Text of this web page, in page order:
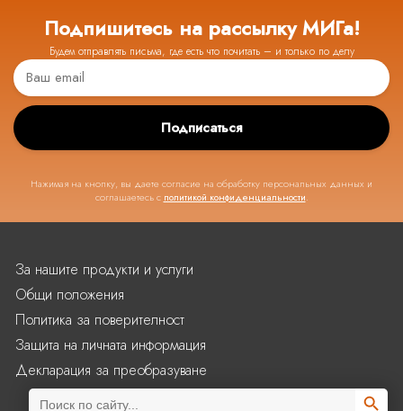
Подпишитесь на рассылку МИГа!
Будем отправлять письма, где есть что почитать – и только по делу
Подписаться
Нажимая на кнопку, вы даете согласие на обработку персональных данных и
соглашаетесь с политикой конфиденциальности.
За нашите продукти и услуги
Общи положения
Политика за поверителност
Защита на личната информация
Декларация за преобразуване
Search
Search